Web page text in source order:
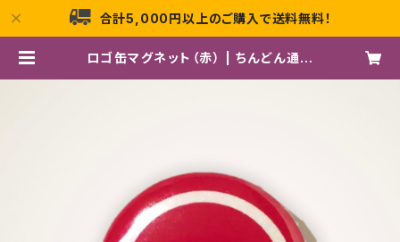
合計5,000円以上のご購入で送料無料！
ロゴ缶マグネット（赤） | ちんどん通信